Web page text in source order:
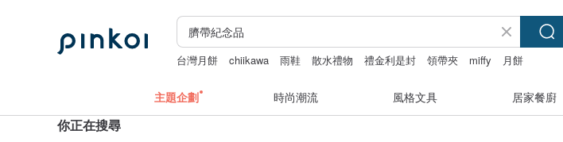
台灣月餅 chiikawa 雨鞋 散水禮物 禮金利是封 領帶夾 miffy 月餅
主題企劃 時尚潮流 風格文具 居家餐廚
你正在搜尋